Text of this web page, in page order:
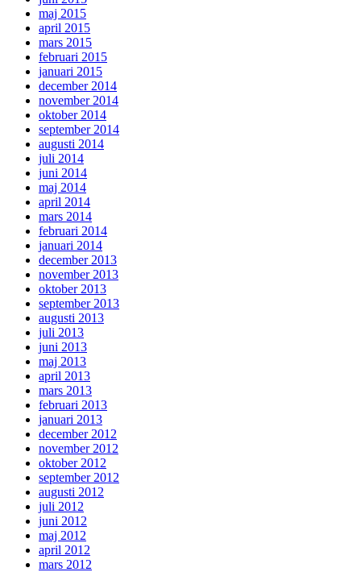
maj 2015
april 2015
mars 2015
februari 2015
januari 2015
december 2014
november 2014
oktober 2014
september 2014
augusti 2014
juli 2014
juni 2014
maj 2014
april 2014
mars 2014
februari 2014
januari 2014
december 2013
november 2013
oktober 2013
september 2013
augusti 2013
juli 2013
juni 2013
maj 2013
april 2013
mars 2013
februari 2013
januari 2013
december 2012
november 2012
oktober 2012
september 2012
augusti 2012
juli 2012
juni 2012
maj 2012
april 2012
mars 2012